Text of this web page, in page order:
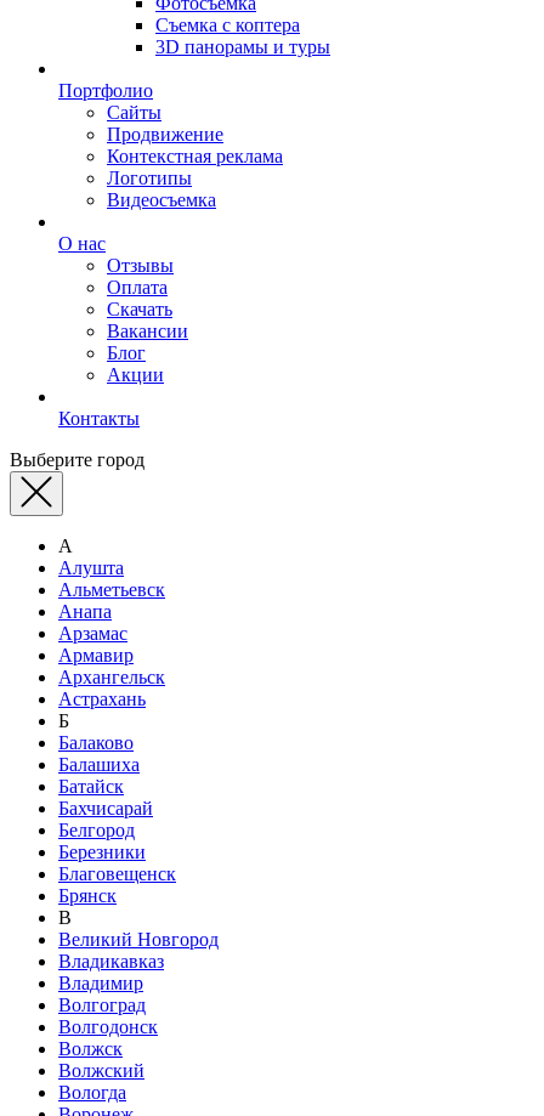
Съемка с коптера
3D панорамы и туры
Портфолио
Сайты
Продвижение
Контекстная реклама
Логотипы
Видеосъемка
О нас
Отзывы
Оплата
Скачать
Вакансии
Блог
Акции
Контакты
Выберите город
А
Алушта
Альметьевск
Анапа
Арзамас
Армавир
Архангельск
Астрахань
Б
Балаково
Балашиха
Батайск
Бахчисарай
Белгород
Березники
Благовещенск
Брянск
В
Великий Новгород
Владикавказ
Владимир
Волгоград
Волгодонск
Волжск
Волжский
Вологда